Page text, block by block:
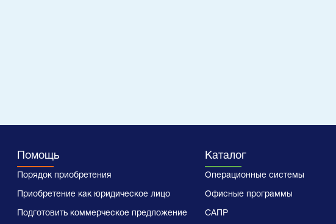
Помощь
Порядок приобретения
Приобретение как юридическое лицо
Подготовить коммерческое предложение
Каталог
Операционные системы
Офисные программы
САПР